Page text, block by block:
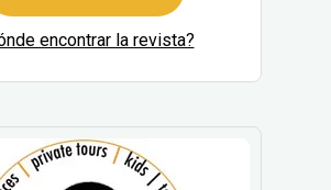
encontrar la revista?